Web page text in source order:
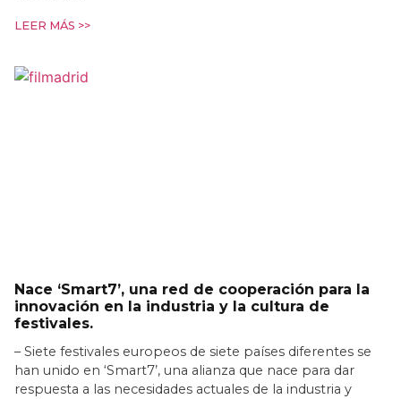
LEER MÁS >>
Nace ‘Smart7’, una red de cooperación para la
innovación en la industria y la cultura de
festivales.
– Siete festivales europeos de siete países diferentes se
han unido en ‘Smart7’, una alianza que nace para dar
respuesta a las necesidades actuales de la industria y